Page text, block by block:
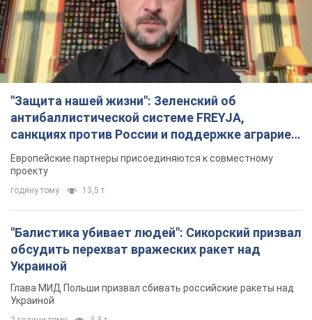
"Балистика убивает людей": Сикорский призвал
обсудить перехват вражеских ракет над
Украиной
Глава МИД Польши призвал сбивать российские ракеты над
Украиной
2 години тому 3,3 т.
Налоговая служба передаст Минобороны
данные о мужчинах в возрасте от 18 до 60 лет:
зачем это нужно
Это необходимо для проверки воинского учета
3 години тому 13,8 т.